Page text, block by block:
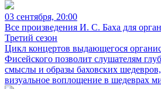
03 сентября, 20:00
Все произведения И. С. Баха для
Третий сезон
Цикл концертов выдающегося
Фисейского позволит слушателям
смыслы и образы баховских
визуальное воплощение в шедеврах